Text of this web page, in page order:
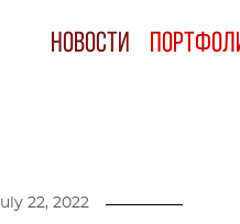
Новости
Новости
22, 2022